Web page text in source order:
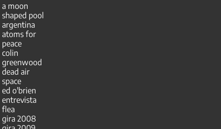
a moon
shaped pool
argentina
atoms for
peace
colin
greenwood
dead air
space
ed o'brien
entrevista
flea
gira 2008